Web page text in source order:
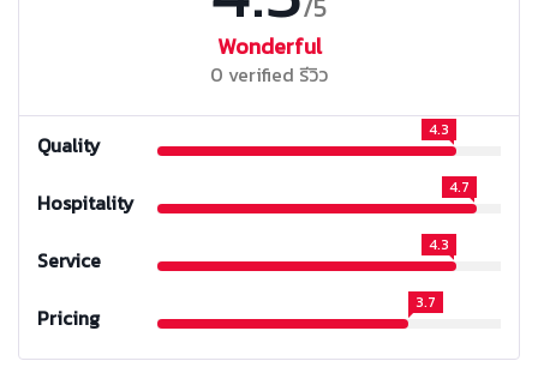
/5
Wonderful
0 verified รีวิว
Quality
4.3
Hospitality
4.7
Service
4.3
Pricing
3.7